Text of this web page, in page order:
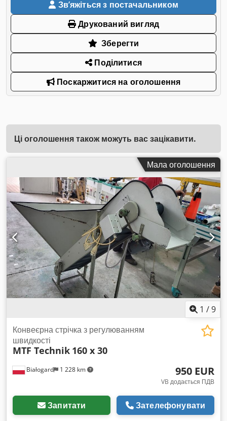
Звʼяжіться з постачальником
Друкований вигляд
Зберегти
Поділитися
Поскаржитися на оголошення
Ці оголошення також можуть вас зацікавити.
Мала оголошення
1 /9
Białogard 1 228 km
Конвеєрна стрічка з регулюванням
швидкості
MTF Technik 160 x 30
950 EUR
VB додається ПДВ
Запитати Зателефонувати